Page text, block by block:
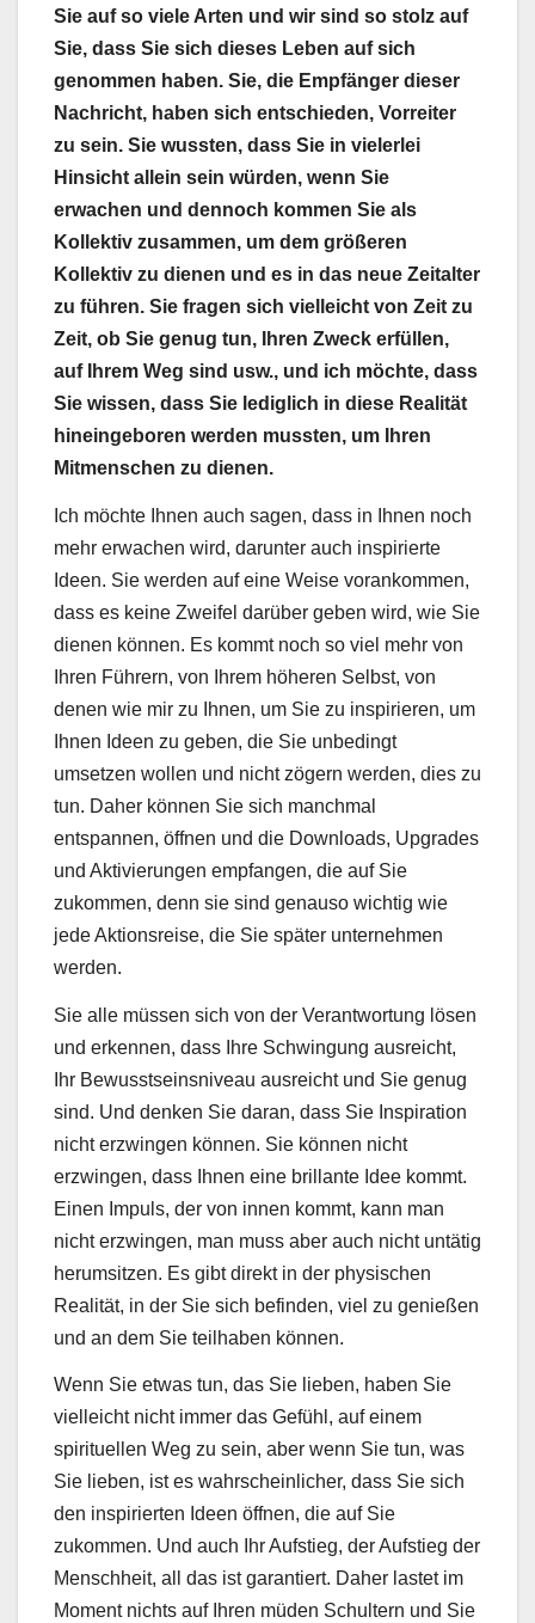
Sie auf so viele Arten und wir sind so stolz auf
Sie, dass Sie sich dieses Leben auf sich
genommen haben. Sie, die Empfänger dieser
Nachricht, haben sich entschieden, Vorreiter
zu sein. Sie wussten, dass Sie in vielerlei
Hinsicht allein sein würden, wenn Sie
erwachen und dennoch kommen Sie als
Kollektiv zusammen, um dem größeren
Kollektiv zu dienen und es in das neue Zeitalter
zu führen. Sie fragen sich vielleicht von Zeit zu
Zeit, ob Sie genug tun, Ihren Zweck erfüllen,
auf Ihrem Weg sind usw., und ich möchte, dass
Sie wissen, dass Sie lediglich in diese Realität
hineingeboren werden mussten, um Ihren
Mitmenschen zu dienen.
Ich möchte Ihnen auch sagen, dass in Ihnen noch
mehr erwachen wird, darunter auch inspirierte
Ideen. Sie werden auf eine Weise vorankommen,
dass es keine Zweifel darüber geben wird, wie Sie
dienen können. Es kommt noch so viel mehr von
Ihren Führern, von Ihrem höheren Selbst, von
denen wie mir zu Ihnen, um Sie zu inspirieren, um
Ihnen Ideen zu geben, die Sie unbedingt
umsetzen wollen und nicht zögern werden, dies zu
tun. Daher können Sie sich manchmal
entspannen, öffnen und die Downloads, Upgrades
und Aktivierungen empfangen, die auf Sie
zukommen, denn sie sind genauso wichtig wie
jede Aktionsreise, die Sie später unternehmen
werden.
Sie alle müssen sich von der Verantwortung lösen
und erkennen, dass Ihre Schwingung ausreicht,
Ihr Bewusstseinsniveau ausreicht und Sie genug
sind. Und denken Sie daran, dass Sie Inspiration
nicht erzwingen können. Sie können nicht
erzwingen, dass Ihnen eine brillante Idee kommt.
Einen Impuls, der von innen kommt, kann man
nicht erzwingen, man muss aber auch nicht untätig
herumsitzen. Es gibt direkt in der physischen
Realität, in der Sie sich befinden, viel zu genießen
und an dem Sie teilhaben können.
Wenn Sie etwas tun, das Sie lieben, haben Sie
vielleicht nicht immer das Gefühl, auf einem
spirituellen Weg zu sein, aber wenn Sie tun, was
Sie lieben, ist es wahrscheinlicher, dass Sie sich
den inspirierten Ideen öffnen, die auf Sie
zukommen. Und auch Ihr Aufstieg, der Aufstieg der
Menschheit, all das ist garantiert. Daher lastet im
Moment nichts auf Ihren müden Schultern und Sie